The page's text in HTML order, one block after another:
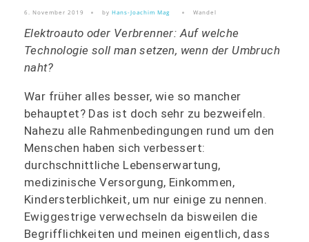
6. November 2019 by Hans-Joachim Mag Wandel
Elektroauto oder Verbrenner: Auf welche
Technologie soll man setzen, wenn der Umbruch
naht?
War früher alles besser, wie so mancher
behauptet? Das ist doch sehr zu bezweifeln.
Nahezu alle Rahmenbedingungen rund um den
Menschen haben sich verbessert:
durchschnittliche Lebenserwartung,
medizinische Versorgung, Einkommen,
Kindersterblichkeit, um nur einige zu nennen.
Ewiggestrige verwechseln da bisweilen die
Begrifflichkeiten und meinen eigentlich, dass